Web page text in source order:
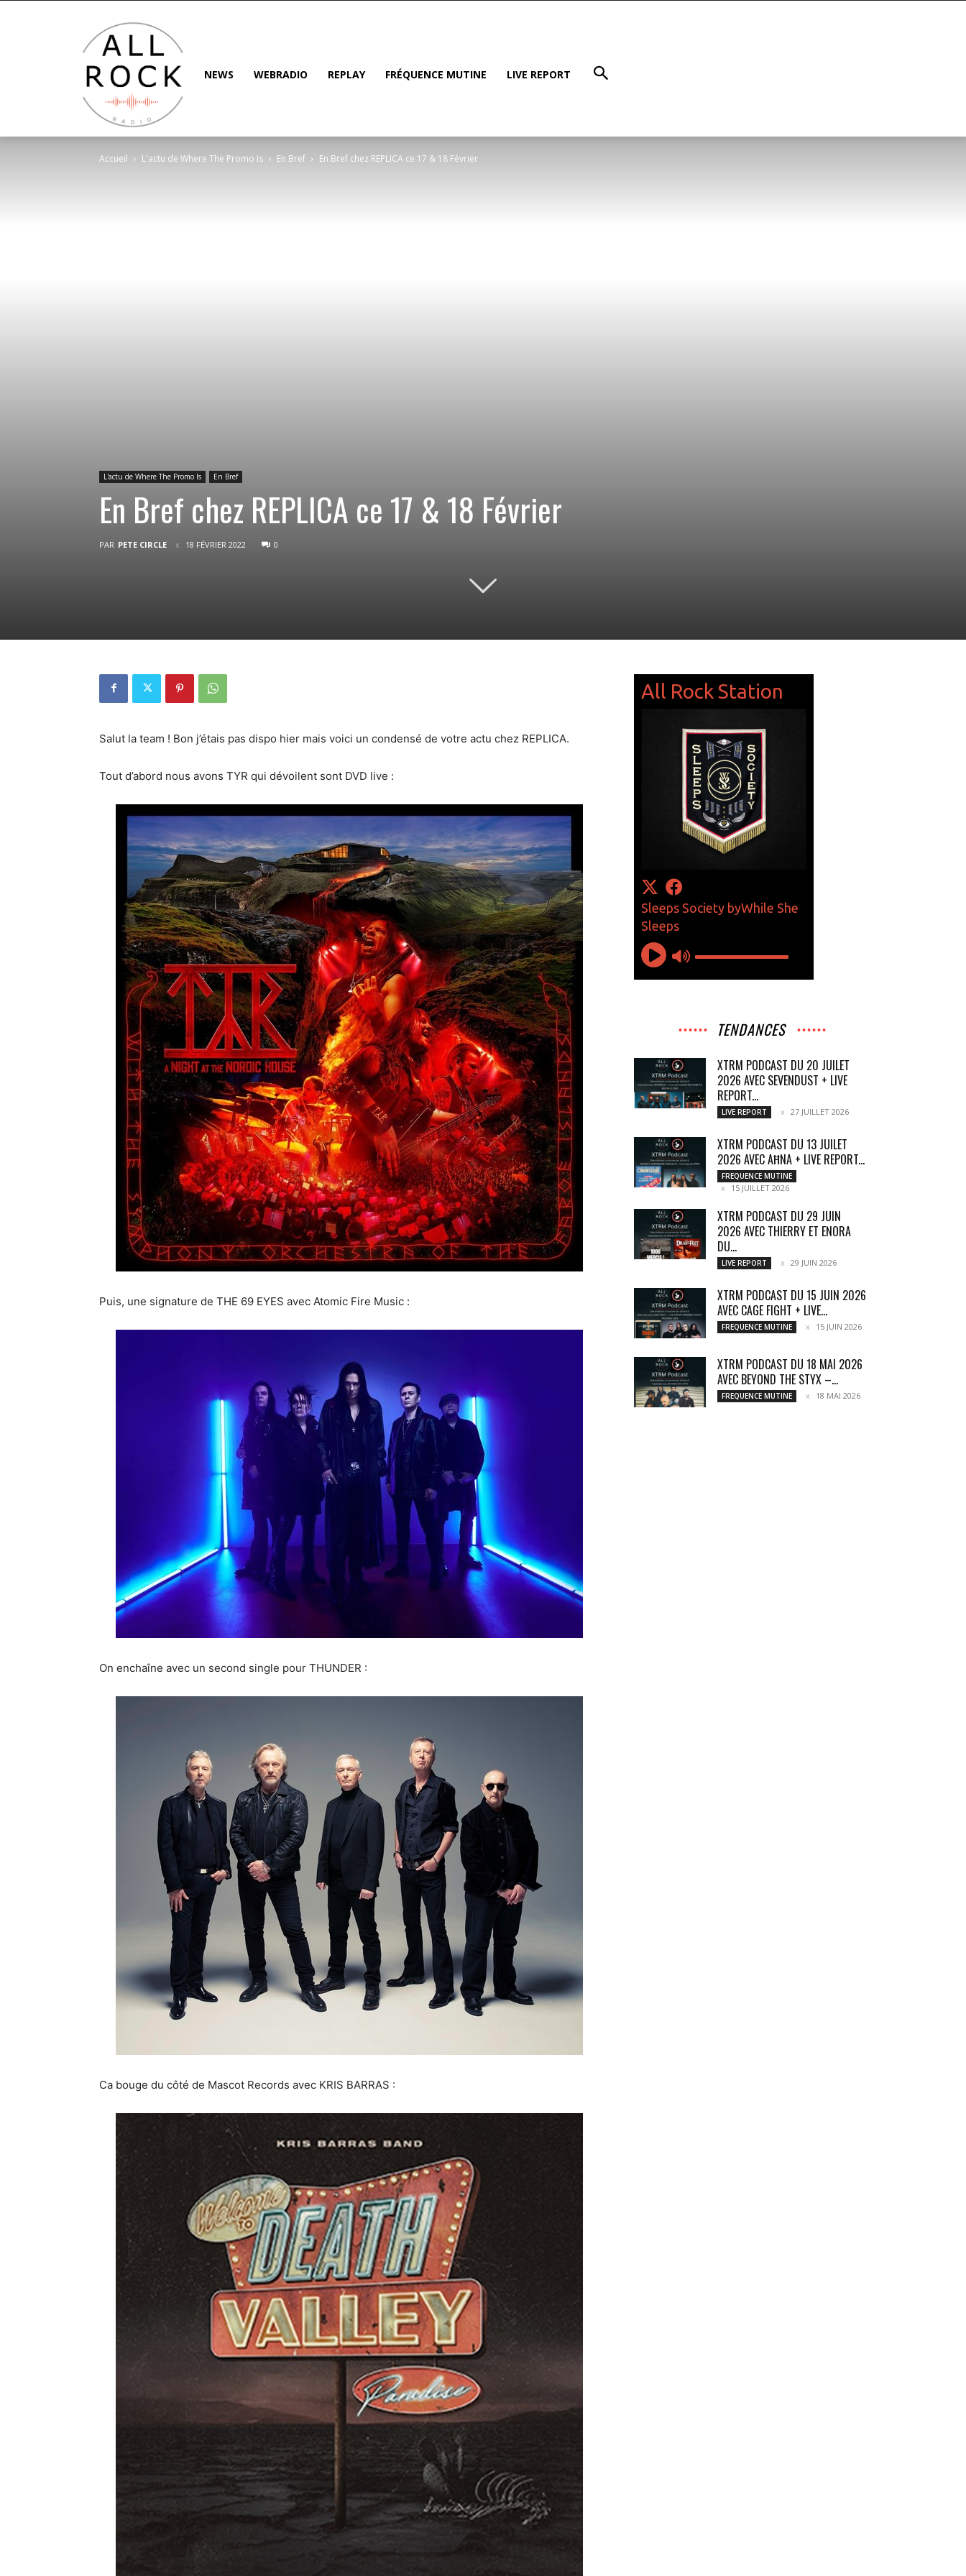
NEWS WEBRADIO REPLAY FRÉQUENCE MUTINE LIVE REPORT
Accueil L'actu de Where The Promo Is En Bref En Bref chez REPLICA ce 17 & 18 Février
L'actu de Where The Promo Is En Bref
En Bref chez REPLICA ce 17 & 18 Février
PAR PETE CIRCLE 18 FÉVRIER 2022 0
Salut la team ! Bon j’étais pas dispo hier mais voici un condensé de votre actu chez REPLICA.
Tout d’abord nous avons TYR qui dévoilent sont DVD live :
Puis, une signature de THE 69 EYES avec Atomic Fire Music :
On enchaîne avec un second single pour THUNDER :
Ca bouge du côté de Mascot Records avec KRIS BARRAS :
TENDANCES
XTRM PODCAST DU 20 JUILET
2026 AVEC SEVENDUST + LIVE
REPORT...
LIVE REPORT 27 JUILLET 2026
XTRM PODCAST DU 13 JUILET
2026 AVEC AĦNA + LIVE REPORT...
FREQUENCE MUTINE
15 JUILLET 2026
XTRM PODCAST DU 29 JUIN
2026 AVEC THIERRY ET ENORA
DU...
LIVE REPORT 29 JUIN 2026
XTRM PODCAST DU 15 JUIN 2026
AVEC CAGE FIGHT + LIVE...
FREQUENCE MUTINE 15 JUIN 2026
XTRM PODCAST DU 18 MAI 2026
AVEC BEYOND THE STYX –...
FREQUENCE MUTINE 18 MAI 2026